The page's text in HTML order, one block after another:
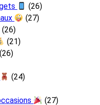
(26)
(27)
(26)
(21)
(26)
(24)
(27)